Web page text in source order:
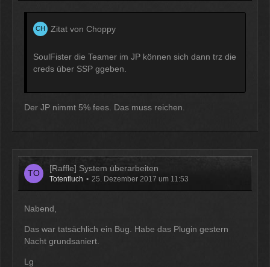
Zitat von Choppy
SoulFister die Teamer im JP können sich dann trz die
creds über SSP ggeben.
Der JP nimmt 5% fees. Das muss reichen.
[Raffle] System überarbeiten
Totenfluch 25. Dezember 2017 um 11:53
Nabend,
Das war tatsächlich ein Bug. Habe das Plugin gestern
Nacht grundsaniert.
Lg